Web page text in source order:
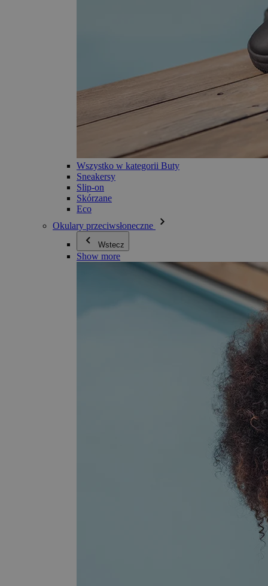
Wszystko w kategorii Buty
Sneakersy
Slip-on
Skórzane
Eco
Okulary przeciwsłoneczne
Wstecz
Show more